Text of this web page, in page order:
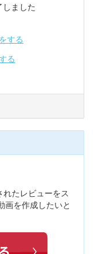
ました
する
る
たレビューをス
画を作成したいと